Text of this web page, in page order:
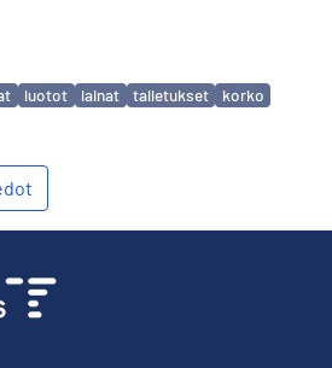
luotot lainat talletukset korko